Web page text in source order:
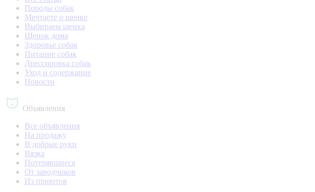
Породы собак
Мечтаете о щенке
Выбираем щенка
Щенок дома
Здоровье собак
Питание собак
Дрессировка собак
Уход и содержание
Новости
Объявления
Все объявления
На продажу
В добрые руки
Вязка
Потерявшиеся
От заводчиков
Из приютов